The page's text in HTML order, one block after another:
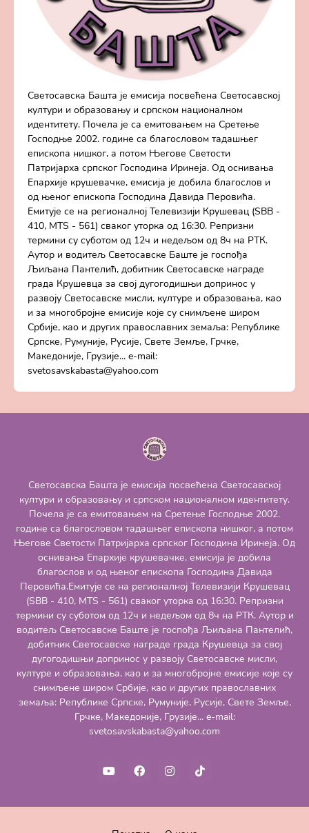
Светосавска Башта је емисија посвећена Светосавској
култури и образовању и српском националном
идентитету. Почела је са емитовањем на Сретење
Господње 2002. године са благословом тадашњег
епископа нишког, а потом Његове Светости
Патријарха српског Господина Иринеја. Од оснивања
Епархије крушевачке, емисија је добила благослов и
од њеног епископа Господина Давида Перовића.
Емитује се на регионалној Телевизији Крушевац (SBB -
410, MTS - 561) сваког уторка од 16:30. Репризни
термини су суботом од 12ч и недељом од 8ч на РТК.
Аутор и водитељ Светосавске Баште је госпођа
Љиљана Пантелић, добитник Светосавске награде
града Крушевца за свој дугогодишњи допринос у
развоју Светосавске мисли, културе и образовања, као
и за многобројне емисије које су снимљене широм
Србије, као и других православних земаља: Републике
Српске, Румуније, Русије, Свете Земље, Грчке,
Македоније, Грузије... e-mail:
svetosavskabasta@yahoo.com
Светосавска Башта је емисија посвећена Светосавској
култури и образовању и српском националном идентитету.
Почела је са емитовањем на Сретење Господње 2002.
године са благословом тадашњег епископа нишког, а потом
Његове Светости Патријарха српског Господина Иринеја. Од
оснивања Епархије крушевачке, емисија је добила
благослов и од њеног епископа Господина Давида
Перовића.Емитује се на регионалној Телевизији Крушевац
(SBB - 410, MTS - 561) сваког уторка од 16:30. Репризни
термини су суботом од 12ч и недељом од 8ч на РТК. Аутор и
водитељ Светосавске Баште је госпођа Љиљана Пантелић,
добитник Светосавске награде града Крушевца за свој
дугогодишњи допринос у развоју Светосавске мисли,
културе и образовања, као и за многобројне емисије које су
снимљене широм Србије, као и других православних
земаља: Републике Српске, Румуније, Русије, Свете Земље,
Грчке, Македоније, Грузије... e-mail:
svetosavskabasta@yahoo.com